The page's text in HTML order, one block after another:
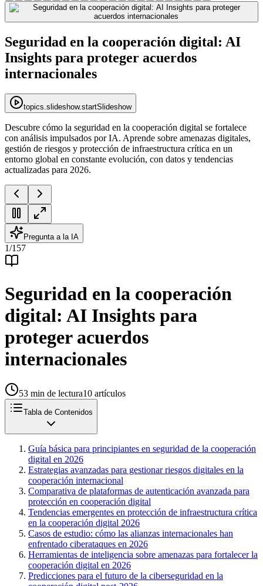
Seguridad en la cooperación digital: AI
Insights para proteger acuerdos
internacionales
topics.slideshow.startSlideshow
Descubre cómo la seguridad en la cooperación digital se fortalece
con análisis impulsados por IA. Aprende sobre amenazas digitales,
gestión de riesgos y protección de infraestructura crítica en un
entorno global en constante evolución, con datos y tendencias
actualizadas para 2026.
Pregunta a la IA
1/157
Seguridad en la cooperación
digital: AI Insights para
proteger acuerdos
internacionales
53 min de lectura10 artículos
Tabla de Contenidos
Guía básica para principiantes en seguridad de la cooperación
digital en 2026
Estrategias avanzadas para gestionar riesgos digitales en la
cooperación internacional
Comparativa de plataformas de autenticación avanzada para
protección en cooperación digital
Tendencias emergentes en protección de infraestructura crítica
en la cooperación digital 2026
Casos de estudio: cómo las alianzas internacionales han
enfrentado ciberataques en 2026
Herramientas de inteligencia sobre amenazas para fortalecer la
cooperación digital en 2026
Predicciones para el futuro de la ciberseguridad en la